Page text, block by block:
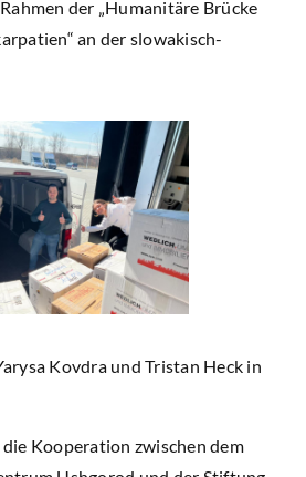
der „Humanitäre Brücke
an der slowakisch-
Kovdra und Tristan Heck in
Kooperation zwischen dem